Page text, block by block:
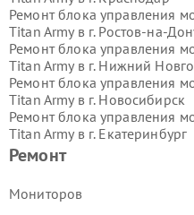
Ремонт
Мониторов
Ремонт блока управления
Titan Army в г. Ростов-на-
Ремонт блока управления
Titan Army в г. Нижний
Ремонт блока управления
Titan Army в г. Новосибирск
Ремонт блока управления
Titan Army в г. Екатеринбург
Ремонт блока управления
Ремонт блока управления
Titan Army в г.